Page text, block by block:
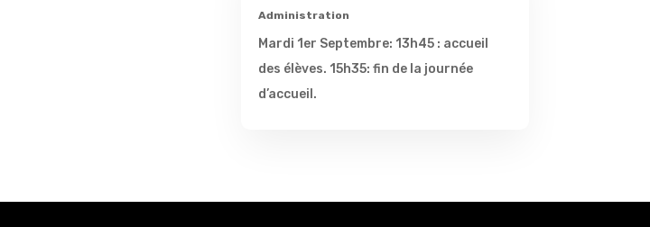
Administration
Mardi 1er Septembre: 13h45 : accueil
des élèves. 15h35: fin de la journée
d’accueil.